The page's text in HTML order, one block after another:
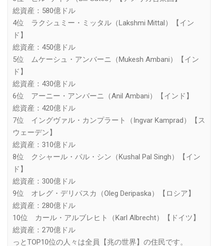
総資産：580億ドル
4位 ラクシュミー・ミッタル（Lakshmi Mittal）【イン
ド】
総資産：450億ドル
5位 ムケーシュ・アンバーニ（Mukesh Ambani）【イン
ド】
総資産：430億ドル
6位 アーニー・アンバーニ（Anil Ambani）【インド】
総資産：420億ドル
7位 イングヴァル・カンプラート（Ingvar Kamprad）【ス
ウェーデン】
総資産：310億ドル
8位 クシャール・パル・シン（Kushal Pal Singh）【イン
ド】
総資産：300億ドル
9位 オレグ・デリパスカ（Oleg Deripaska）【ロシア】
総資産：280億ドル
10位 カール・アルブレヒト（Karl Albrecht）【ドイツ】
総資産：270億ドル
っとTOP10位の人々は全員【兆の世界】の住民です。